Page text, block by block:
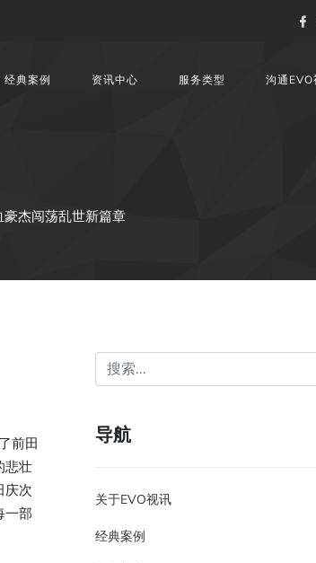
经典案例 资讯中心 服务类型 沟通
杰闯荡乱世新篇章
前田
悲壮
庆次
一部
导航
关于EVO视讯
经典案例